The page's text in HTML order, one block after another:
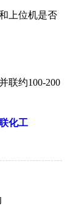
上位机是否
联约100-200
化工